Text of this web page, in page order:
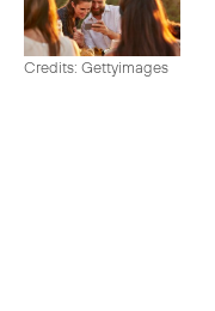
Credits: Gettyimages